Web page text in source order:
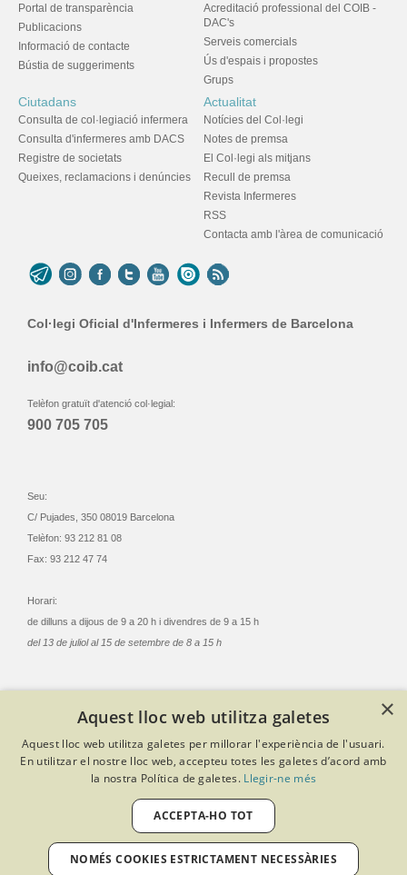
Portal de transparència
Publicacions
Informació de contacte
Bústia de suggeriments
Acreditació professional del COIB -
DAC's
Serveis comercials
Ús d'espais i propostes
Grups
Ciutadans
Consulta de col·legiació infermera
Consulta d'infermeres amb DACS
Registre de societats
Queixes, reclamacions i denúncies
Actualitat
Notícies del Col·legi
Notes de premsa
El Col·legi als mitjans
Recull de premsa
Revista Infermeres
RSS
Contacta amb l'àrea de comunicació
Col·legi Oficial d'Infermeres i Infermers de Barcelona
info@coib.cat
Telèfon gratuït d'atenció col·legial:
900 705 705
Seu:
C/ Pujades, 350 08019 Barcelona
Telèfon: 93 212 81 08
Fax: 93 212 47 74
Horari:
de dilluns a dijous de 9 a 20 h i divendres de 9 a 15 h
del 13 de juliol al 15 de setembre de 8 a 15 h
Criteris de privacitat
Política de cookies
Avís legal
Política de qualitat
Desenvolupat amb Softeng Portal Builder
×
Aquest lloc web utilitza galetes
Aquest lloc web utilitza galetes per millorar l'experiència de l'usuari.
En utilitzar el nostre lloc web, accepteu totes les galetes d’acord amb
la nostra Política de galetes. Llegir-ne més
ACCEPTA-HO TOT
NOMÉS COOKIES ESTRICTAMENT NECESSÀRIES